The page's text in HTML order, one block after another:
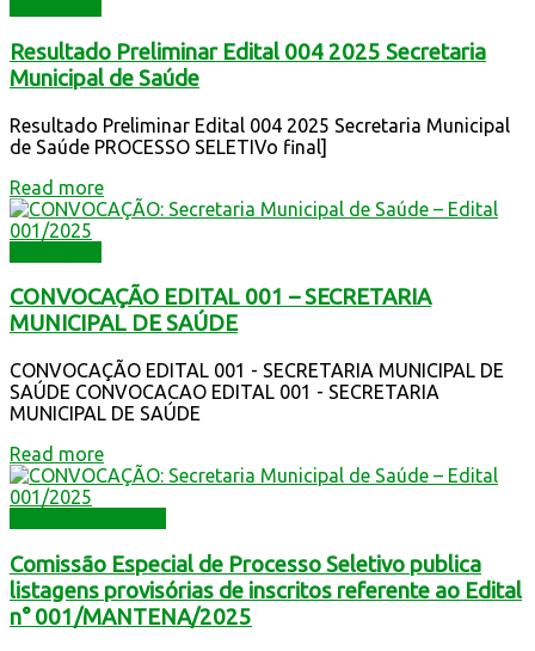
Resultado Preliminar Edital 004 2025 Secretaria
Municipal de Saúde
Resultado Preliminar Edital 004 2025 Secretaria Municipal
de Saúde PROCESSO SELETIVo final]
Read more
CONVOCAÇÃO EDITAL 001 – SECRETARIA
MUNICIPAL DE SAÚDE
CONVOCAÇÃO EDITAL 001 - SECRETARIA MUNICIPAL DE
SAÚDE CONVOCACAO EDITAL 001 - SECRETARIA
MUNICIPAL DE SAÚDE
Read more
Comissão Especial de Processo Seletivo publica
listagens provisórias de inscritos referente ao Edital
n° 001/MANTENA/2025